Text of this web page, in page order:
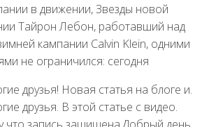
в движении, Звезды новой
Тайрон Лебон, работавший над
кампании Сalvin Klein, одними
не ограничился: сегодня
друзья! Новая статья на блоге и.
друзья. В этой статье с видео.